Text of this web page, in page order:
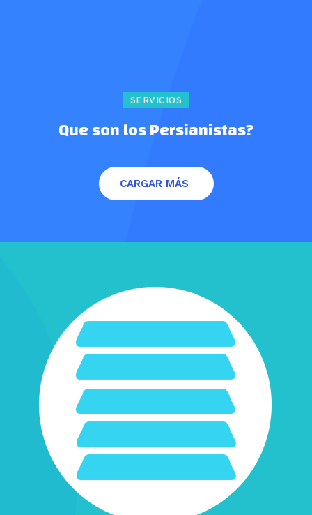
SERVICIOS
Que son los Persianistas?
CARGAR MÁS